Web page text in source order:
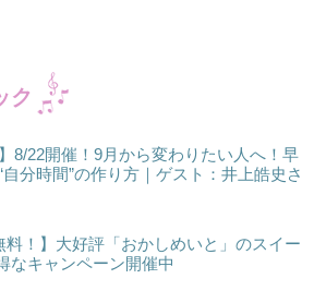
ク
8/22開催！9月から変わりたい人へ！早
分時間”の作り方｜ゲスト：井上皓史さ
料！】大好評「おかしめいと」のスイー
なキャンペーン開催中